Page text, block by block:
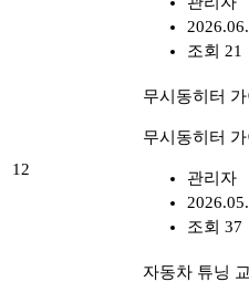
조회 21
12
무시동히터
무시동히터
관리자
조회 37
자동차 튜닝